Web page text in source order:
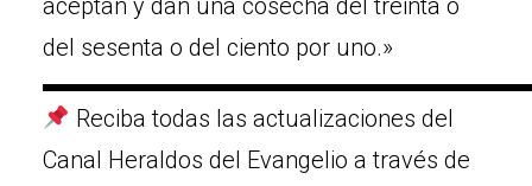
aceptan y dan una cosecha del treinta o
del sesenta o del ciento por uno.»
Reciba todas las actualizaciones del
Canal Heraldos del Evangelio a través de